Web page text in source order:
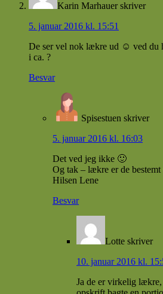
Karin Marhauer skriver
5. januar 2016 kl. 15:51
De ser vel nok lækre ud ☺ ved du
i ca. ?
Besvar
Spisestuen skriver
5. januar 2016 kl. 16:03
Det ved jeg ikke 🙂
Og tak – lækre er de
Hilsen Lene
Besvar
Lotte skriver
10. januar 2016 kl.
Ja de er virkelig